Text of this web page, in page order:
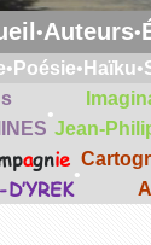
•Auteurs•
• Poésie• Haïku•
•
Jean-
agnie
•